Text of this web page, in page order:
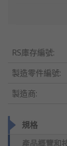
RS庫存編號:
製造零件編號:
製造商:
規格
產品概覽和